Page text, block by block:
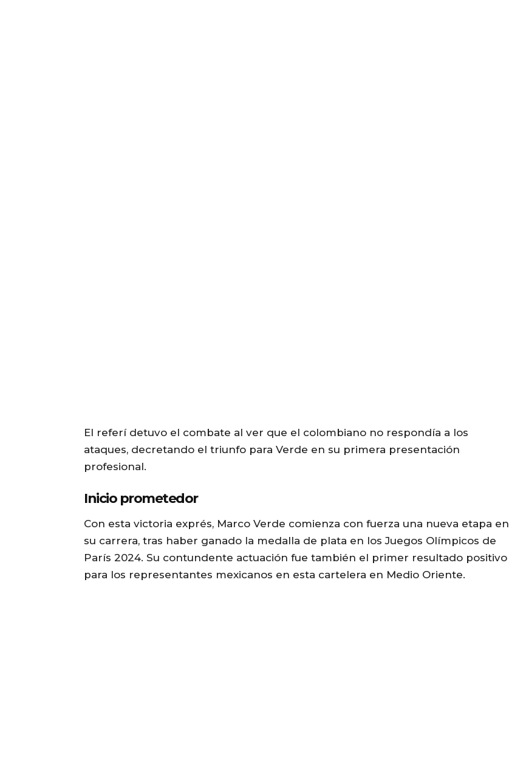
El referí detuvo el combate al ver que el colombiano no respondía a los
ataques, decretando el triunfo para Verde en su primera presentación
profesional.
Inicio prometedor
Con esta victoria exprés, Marco Verde comienza con fuerza una nueva etapa en
su carrera, tras haber ganado la medalla de plata en los Juegos Olímpicos de
París 2024. Su contundente actuación fue también el primer resultado positivo
para los representantes mexicanos en esta cartelera en Medio Oriente.